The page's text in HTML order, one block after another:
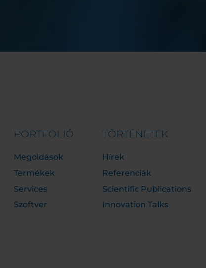
PORTFOLIÓ
Megoldások
Termékek
Services
Szoftver
TÖRTÉNETEK
Hírek
Referenciák
Scientific Publications
Innovation Talks